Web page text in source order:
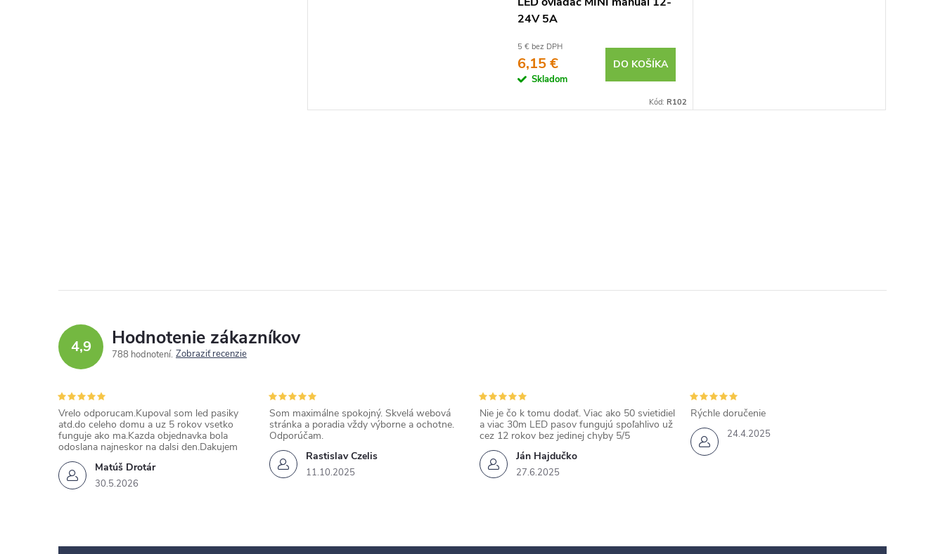
24V 5A
5 € bez DPH
6,15 €
Skladom
DO KOŠÍKA
Kód: R102
4,9 Hodnotenie zákazníkov
788 hodnotení Zobraziť recenzie
Matúš Drotár
30.5.2026
Vrelo odporucam.Kupoval som led pasiky
atd.do celeho domu a uz 5 rokov vsetko
funguje ako ma.Kazda objednavka bola
odoslana najneskor na dalsi den.Dakujem
Rastislav Czelis
11.10.2025
Som maximálne spokojný. Skvelá webová
stránka a poradia vždy výborne a ochotne.
Odporúčam.
Ján Hajdučko
27.6.2025
Nie je čo k tomu dodať. Viac ako 50 svietidiel
a viac 30m LED pasov fungujú spoľahlivo už
cez 12 rokov bez jedinej chyby 5/5
24.4.2025
Rýchle doručenie